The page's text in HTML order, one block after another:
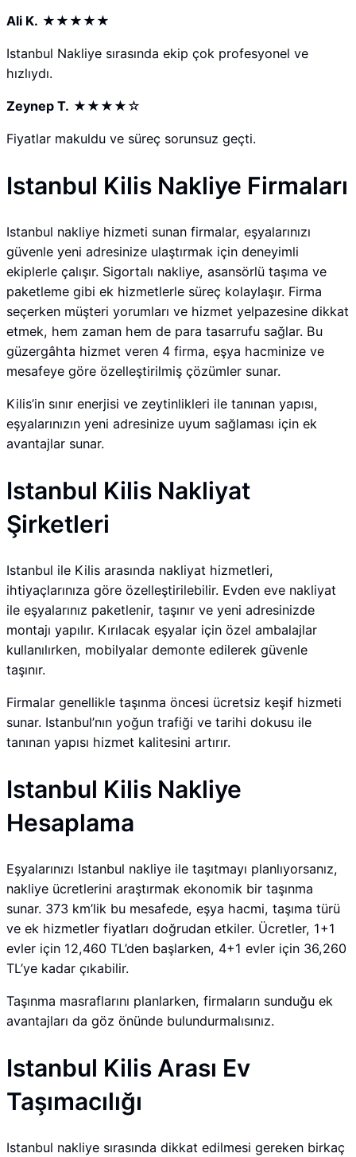
Ali K. ★★★★★
Istanbul Nakliye sırasında ekip çok profesyonel ve
hızlıydı.
Zeynep T. ★★★★☆
Fiyatlar makuldu ve süreç sorunsuz geçti.
Istanbul Kilis Nakliye Firmaları
Istanbul nakliye hizmeti sunan firmalar, eşyalarınızı
güvenle yeni adresinize ulaştırmak için deneyimli
ekiplerle çalışır. Sigortalı nakliye, asansörlü taşıma ve
paketleme gibi ek hizmetlerle süreç kolaylaşır. Firma
seçerken müşteri yorumları ve hizmet yelpazesine dikkat
etmek, hem zaman hem de para tasarrufu sağlar. Bu
güzergâhta hizmet veren 4 firma, eşya hacminize ve
mesafeye göre özelleştirilmiş çözümler sunar.
Kilis’in sınır enerjisi ve zeytinlikleri ile tanınan yapısı,
eşyalarınızın yeni adresinize uyum sağlaması için ek
avantajlar sunar.
Istanbul Kilis Nakliyat
Şirketleri
Istanbul ile Kilis arasında nakliyat hizmetleri,
ihtiyaçlarınıza göre özelleştirilebilir. Evden eve nakliyat
ile eşyalarınız paketlenir, taşınır ve yeni adresinizde
montajı yapılır. Kırılacak eşyalar için özel ambalajlar
kullanılırken, mobilyalar demonte edilerek güvenle
taşınır.
Firmalar genellikle taşınma öncesi ücretsiz keşif hizmeti
sunar. Istanbul’nın yoğun trafiği ve tarihi dokusu ile
tanınan yapısı hizmet kalitesini artırır.
Istanbul Kilis Nakliye
Hesaplama
Eşyalarınızı Istanbul nakliye ile taşıtmayı planlıyorsanız,
nakliye ücretlerini araştırmak ekonomik bir taşınma
sunar. 373 km’lik bu mesafede, eşya hacmi, taşıma türü
ve ek hizmetler fiyatları doğrudan etkiler. Ücretler, 1+1
evler için 12,460 TL’den başlarken, 4+1 evler için 36,260
TL’ye kadar çıkabilir.
Taşınma masraflarını planlarken, firmaların sunduğu ek
avantajları da göz önünde bulundurmalısınız.
Istanbul Kilis Arası Ev
Taşımacılığı
Istanbul nakliye sırasında dikkat edilmesi gereken birkaç